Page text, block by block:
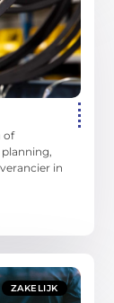
of
in
ZAKELIJK